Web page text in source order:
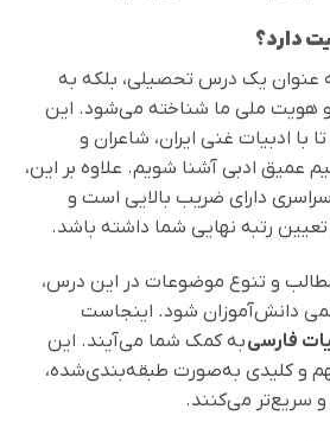
دارد؟
عنوان یک درس تحصیلی، بلکه به
هویت ملی ما شناخته می‌شود. این
ادبیات غنی ایران، شاعران و
عمیق ادبی آشنا شویم. علاوه بر این،
دارای ضریب بالایی است و
رتبه نهایی شما داشته باشد.
و تنوع موضوعات در این درس،
دانش‌آموزان شود. اینجاست
فارسیبه کمک شما می‌آیند. این
و کلیدی به‌صورت طبقه‌بندی‌شده،
و سریع‌تر می‌کنند.